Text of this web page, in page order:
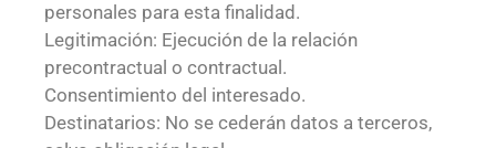
personales para esta finalidad.
Legitimación: Ejecución de la relación
precontractual o contractual.
Consentimiento del interesado.
Destinatarios: No se cederán datos a terceros,